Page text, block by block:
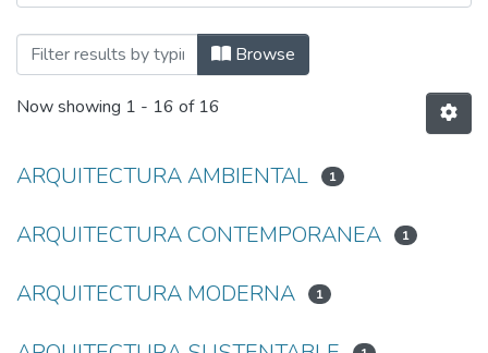
Browsing Doctorado en Arquitectura y
Browse
Now showing 1 - 16 of 16
ARQUITECTURA AMBIENTAL 1
ARQUITECTURA CONTEMPORANEA 1
ARQUITECTURA MODERNA 1